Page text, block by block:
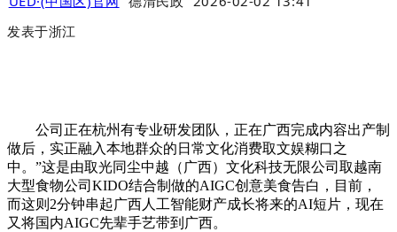
发表于浙江
公司正在杭州有专业研发团队，正在广西完成内容出产制
做后，实正融入本地群众的日常文化消费取文娱糊口之
中。”这是由取光同尘中越（广西）文化科技无限公司取越南
大型食物公司KIDO结合制做的AIGC创意美食告白，目前，
而这则2分钟串起广西人工智能财产成长将来的AI短片，现在
又将国内AIGC先辈手艺带到广西。